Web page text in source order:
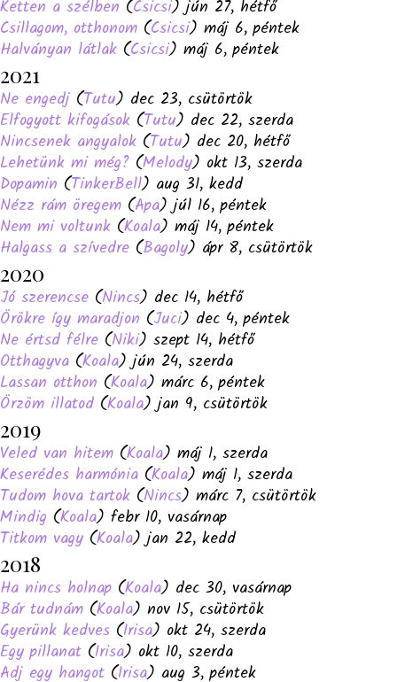
Ketten a szélben (Csicsi) jún 27, hétfő
Csillagom, otthonom (Csicsi) máj 6, péntek
Halványan látlak (Csicsi) máj 6, péntek
2021
Ne engedj (Tutu) dec 23, csütörtök
Elfogyott kifogások (Tutu) dec 22, szerda
Nincsenek angyalok (Tutu) dec 20, hétfő
Lehetünk mi még? (Melody) okt 13, szerda
Dopamin (TinkerBell) aug 31, kedd
Nézz rám öregem (Apa) júl 16, péntek
Nem mi voltunk (Koala) máj 14, péntek
Halgass a szívedre (Bagoly) ápr 8, csütörtök
2020
Jó szerencse (Nincs) dec 14, hétfő
Örökre így maradjon (Juci) dec 4, péntek
Ne értsd félre (Niki) szept 14, hétfő
Otthagyva (Koala) jún 24, szerda
Lassan otthon (Koala) márc 6, péntek
Örzöm illatod (Koala) jan 9, csütörtök
2019
Veled van hitem (Koala) máj 1, szerda
Keserédes harmónia (Koala) máj 1, szerda
Tudom hova tartok (Nincs) márc 7, csütörtök
Mindig (Koala) febr 10, vasárnap
Titkom vagy (Koala) jan 22, kedd
2018
Ha nincs holnap (Koala) dec 30, vasárnap
Bár tudnám (Koala) nov 15, csütörtök
Gyerünk kedves (Irisa) okt 24, szerda
Egy pillanat (Irisa) okt 10, szerda
Adj egy hangot (Irisa) aug 3, péntek